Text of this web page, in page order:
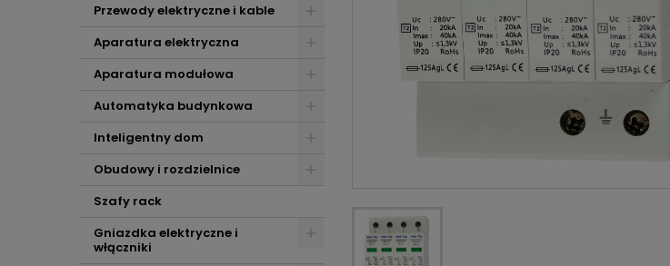
Przewody elektryczne i kable
Aparatura elektryczna
Aparatura modułowa
Automatyka budynkowa
Inteligentny dom
Obudowy i rozdzielnice
Szafy rack
Gniazdka elektryczne i
włączniki